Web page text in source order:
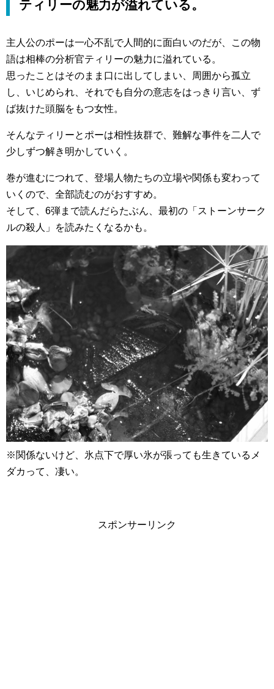
ティリーの魅力が溢れている。
主人公のポーは一心不乱で人間的に面白いのだが、この物
語は相棒の分析官ティリーの魅力に溢れている。
思ったことはそのまま口に出してしまい、周囲から孤立
し、いじめられ、それでも自分の意志をはっきり言い、ず
ば抜けた頭脳をもつ女性。
そんなティリーとポーは相性抜群で、難解な事件を二人で
少しずつ解き明かしていく。
巻が進むにつれて、登場人物たちの立場や関係も変わって
いくので、全部読むのがおすすめ。
そして、6弾まで読んだらたぶん、最初の「ストーンサーク
ルの殺人」を読みたくなるかも。
※関係ないけど、氷点下で厚い氷が張っても生きているメ
ダカって、凄い。
スポンサーリンク